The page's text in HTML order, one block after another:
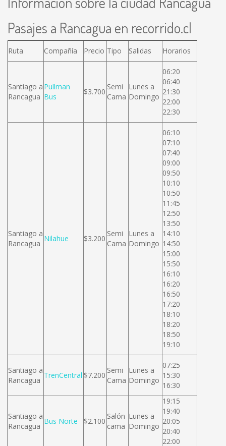
Pasajes a Rancagua en recorrido.cl
Ruta Compañía Precio Tipo Salidas Horarios
Santiago a
Rancagua
Pullman
Bus
$3.700
Semi
Cama
Lunes a
Domingo
06:20
06:40
21:30
22:00
22:30
Santiago a
Rancagua
Nilahue $3.200
Semi
Cama
Lunes a
Domingo
06:10
07:10
07:40
09:00
09:50
10:10
10:50
11:45
12:50
13:50
14:10
14:50
15:00
15:50
16:10
16:20
16:50
17:20
18:10
18:20
18:50
19:10
Santiago a
Rancagua
TrenCentral $7.200
Semi
Cama
Lunes a
Domingo
07:25
15:30
16:30
Santiago a
Rancagua
Bus Norte $2.100
Salón
cama
Lunes a
Domingo
19:15
19:40
20:05
20:40
22:00